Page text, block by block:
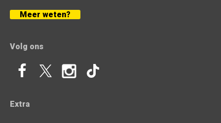
Meer weten?
Volg ons
Extra